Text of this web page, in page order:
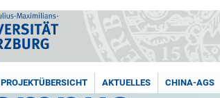
PROJEKTÜBERSICHT AKTUELLES CHINA-AGS